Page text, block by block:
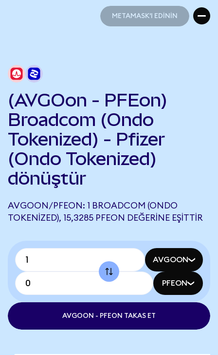
METAMASK'I EDİNİN
(AVGOon - PFEon)
Broadcom (Ondo
Tokenized) - Pfizer
(Ondo Tokenized)
dönüştür
AVGOON/PFEON: 1 BROADCOM (ONDO
TOKENIZED), 15,3285 PFEON DEĞERINE EŞITTIR
AVGOON
PFEON
AVGOON - PFEON TAKAS ET